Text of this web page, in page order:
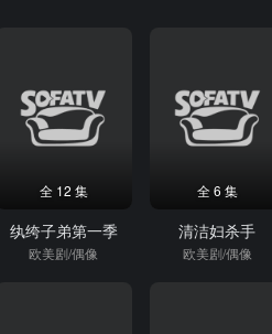
全 12 集
纨绔子弟第一季
欧美剧/偶像
全 6 集
清洁妇杀手
欧美剧/偶像